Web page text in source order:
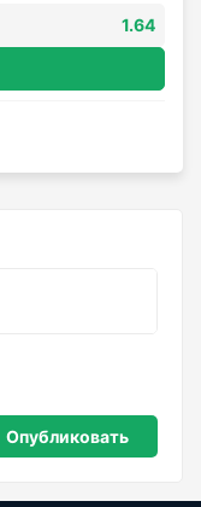
1.64